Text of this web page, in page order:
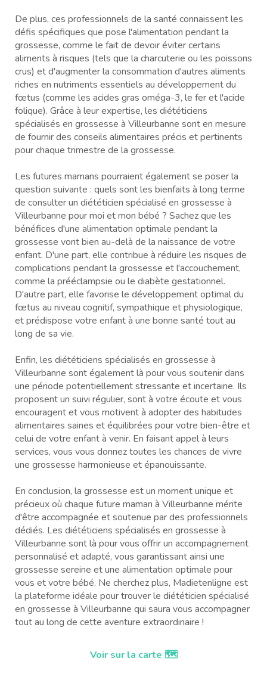
De plus, ces professionnels de la santé connaissent les
défis spécifiques que pose l'alimentation pendant la
grossesse, comme le fait de devoir éviter certains
aliments à risques (tels que la charcuterie ou les poissons
crus) et d'augmenter la consommation d'autres aliments
riches en nutriments essentiels au développement du
fœtus (comme les acides gras oméga-3, le fer et l'acide
folique). Grâce à leur expertise, les diététiciens
spécialisés en grossesse à Villeurbanne sont en mesure
de fournir des conseils alimentaires précis et pertinents
pour chaque trimestre de la grossesse.
Les futures mamans pourraient également se poser la
question suivante : quels sont les bienfaits à long terme
de consulter un diététicien spécialisé en grossesse à
Villeurbanne pour moi et mon bébé ? Sachez que les
bénéfices d'une alimentation optimale pendant la
grossesse vont bien au-delà de la naissance de votre
enfant. D'une part, elle contribue à réduire les risques de
complications pendant la grossesse et l'accouchement,
comme la prééclampsie ou le diabète gestationnel.
D'autre part, elle favorise le développement optimal du
fœtus au niveau cognitif, sympathique et physiologique,
et prédispose votre enfant à une bonne santé tout au
long de sa vie.
Enfin, les diététiciens spécialisés en grossesse à
Villeurbanne sont également là pour vous soutenir dans
une période potentiellement stressante et incertaine. Ils
proposent un suivi régulier, sont à votre écoute et vous
encouragent et vous motivent à adopter des habitudes
alimentaires saines et équilibrées pour votre bien-être et
celui de votre enfant à venir. En faisant appel à leurs
services, vous vous donnez toutes les chances de vivre
une grossesse harmonieuse et épanouissante.
En conclusion, la grossesse est un moment unique et
précieux où chaque future maman à Villeurbanne mérite
d'être accompagnée et soutenue par des professionnels
dédiés. Les diététiciens spécialisés en grossesse à
Villeurbanne sont là pour vous offrir un accompagnement
personnalisé et adapté, vous garantissant ainsi une
grossesse sereine et une alimentation optimale pour
vous et votre bébé. Ne cherchez plus, Madietenligne est
la plateforme idéale pour trouver le diététicien spécialisé
en grossesse à Villeurbanne qui saura vous accompagner
tout au long de cette aventure extraordinaire !
Voir sur la carte 🗺️